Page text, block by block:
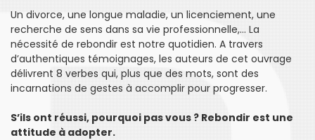
Un divorce, une longue maladie, un licenciement, une
recherche de sens dans sa vie professionnelle,… La
nécessité de rebondir est notre quotidien. A travers
d’authentiques témoignages, les auteurs de cet ouvrage
délivrent 8 verbes qui, plus que des mots, sont des
incarnations de gestes à accomplir pour progresser.
S’ils ont réussi, pourquoi pas vous ? Rebondir est une
attitude à adopter.